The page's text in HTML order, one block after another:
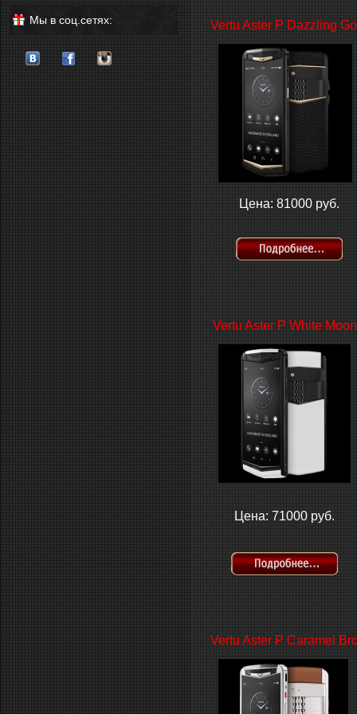
Мы в соц.сетях: Vertu Aster P Dazzling
Цена: 81000 руб.
Vertu Aster P White Moon
Цена: 71000 руб.
Vertu Aster P Caramel